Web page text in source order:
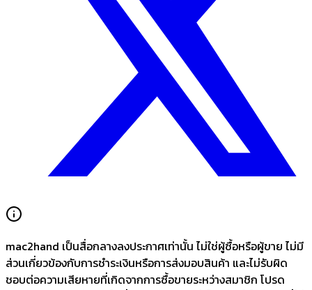
mac2hand เป็นสื่อกลางลงประกาศเท่านั้น ไม่ใช่ผู้ซื้อหรือผู้ขาย ไม่มี
ส่วนเกี่ยวข้องกับการชำระเงินหรือการส่งมอบสินค้า และไม่รับผิด
ชอบต่อความเสียหายที่เกิดจากการซื้อขายระหว่างสมาชิก โปรด